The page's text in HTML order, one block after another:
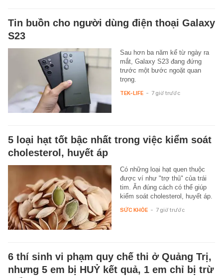
Tin buồn cho người dùng điện thoại Galaxy
S23
Sau hơn ba năm kể từ ngày ra
mắt, Galaxy S23 đang đứng
trước một bước ngoặt quan
trọng.
5 loại hạt tốt bậc nhất trong việc kiểm soát
cholesterol, huyết áp
Có những loại hạt quen thuộc
được ví như "trợ thủ" của trái
tim. Ăn đúng cách có thể giúp
kiểm soát cholesterol, huyết áp.
SỨC KHỎE
6 thí sinh vi phạm quy chế thi ở Quảng Trị,
nhưng 5 em bị HUỶ kết quả, 1 em chỉ bị trừ